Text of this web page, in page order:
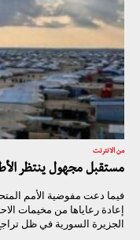
من الانترنت
مستقبل مجهول ينتظر
فيما دعت مفوضية الأمم
إعادة رعاياها من مخيمات
الجزيرة السورية في ظل